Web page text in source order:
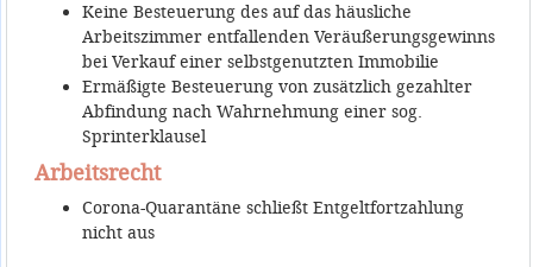
Keine Besteuerung des auf das häusliche
Arbeitszimmer entfallenden Veräußerungsgewinns
bei Verkauf einer selbstgenutzten Immobilie
Ermäßigte Besteuerung von zusätzlich gezahlter
Abfindung nach Wahrnehmung einer sog.
Sprinterklausel
Arbeitsrecht
Corona-Quarantäne schließt Entgeltfortzahlung
nicht aus